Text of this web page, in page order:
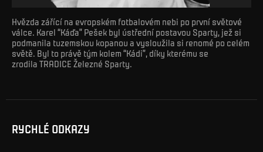
Hvězda zářící na evropském fotbalovém nebi po první světové
válce. Karel “Káďa” Pešek byl ústřední postavou Sparty, jež si
podmanila tuzemskou kopanou a vysloužila si renomé po celém
světě. Byl to právě tým kolem “Kádi”, díky kterému se
zrodila TRADICE Železné Sparty.
RYCHLÉ ODKAZY